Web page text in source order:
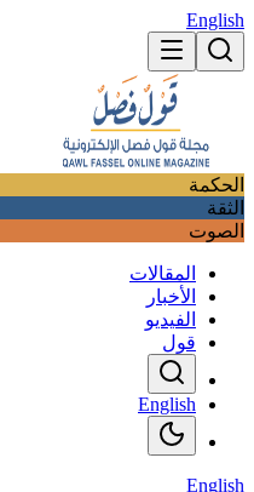
English
الحكمة
الثقة
الصوت
المقالات
الأخبار
الفيديو
قول
English
English